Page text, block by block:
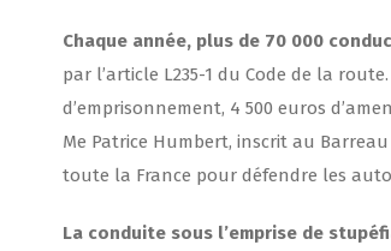
Chaque année, plus de 70 000
par l’article L235-1 du Code de la
d’emprisonnement, 4 500 euros
Me Patrice Humbert, inscrit au
toute la France pour défendre les
La conduite sous l’emprise de